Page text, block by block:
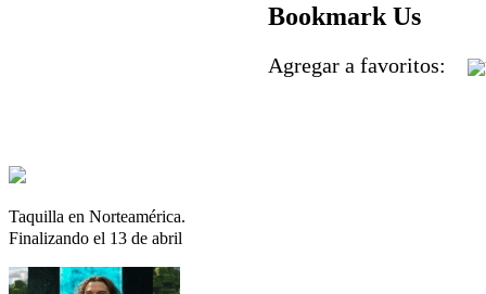
Taquilla en Norteamérica.
Finalizando el 13 de abril
Bookmark Us
Agregar a favoritos: